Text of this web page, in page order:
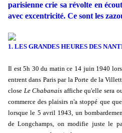
parisienne crie sa révolte en
avec excentricité. Ce sont les
1. LES GRANDES HEURES DES
Il est 5h 30 du matin ce 14 juin 1940
entrent dans Paris par la Porte de la
close Le Chabanais affiche qu'elle sera
commerce des plaisirs n'a stoppé que
lorsque le 5 avril 1943, un
de Longchamps, on modifie juste le